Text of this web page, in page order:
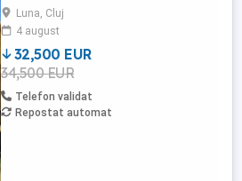
funcționare: 9,000 Dotari: capacitate benă
16 mc bena este încălzită 6X6 cauciucuri
80% bune Stare foarte bună de
funcționare.
Luna, Cluj
4 august
32,500 EUR
34,500 EUR
Telefon validat
Repostat automat